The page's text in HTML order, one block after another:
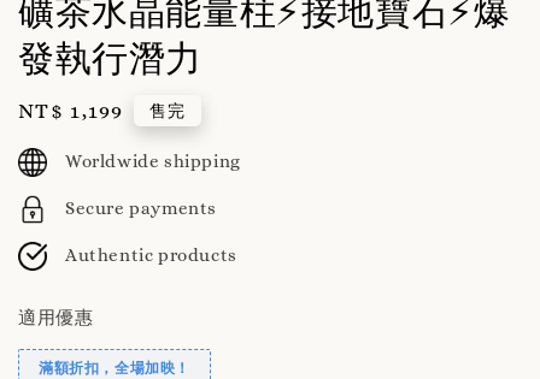
礦茶水晶能量柱⚡️接地寶石⚡️爆
發執行潛力
Regular
price
NT$ 1,199 售完
Worldwide shipping
Secure payments
Authentic products
適用優惠
滿額折扣，全場加映！